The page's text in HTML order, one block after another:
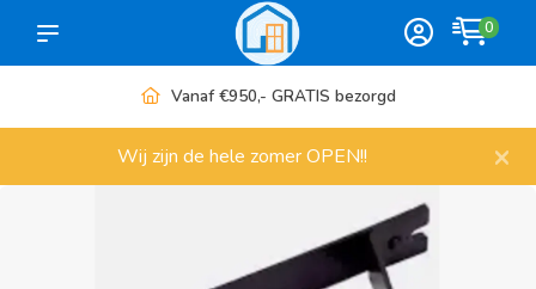
0
Vanaf €950,- GRATIS bezorgd
Wij zijn de hele zomer OPEN!! ×